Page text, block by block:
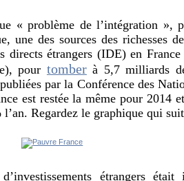
« problème de l’intégration »,
une des sources des richesses
directs étrangers (IDE) en
pour tomberà 5,7 milliards
par la Conférence des
est restée la même pour 2014
Regardez le graphique qui
étrangers